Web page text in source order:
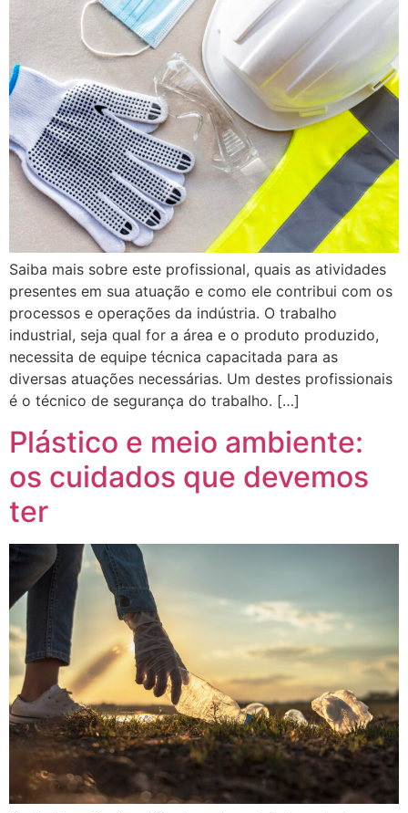
Saiba mais sobre este profissional, quais as atividades
presentes em sua atuação e como ele contribui com os
processos e operações da indústria. O trabalho
industrial, seja qual for a área e o produto produzido,
necessita de equipe técnica capacitada para as
diversas atuações necessárias. Um destes profissionais
é o técnico de segurança do trabalho. […]
Plástico e meio ambiente:
os cuidados que devemos
ter